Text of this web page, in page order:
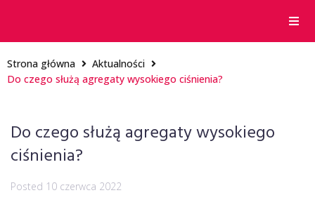
Strona główna
Aktualności
Do czego służą agregaty wysokiego ciśnienia?
Do czego służą agregaty wysokiego
ciśnienia?
Posted 10 czerwca 2022